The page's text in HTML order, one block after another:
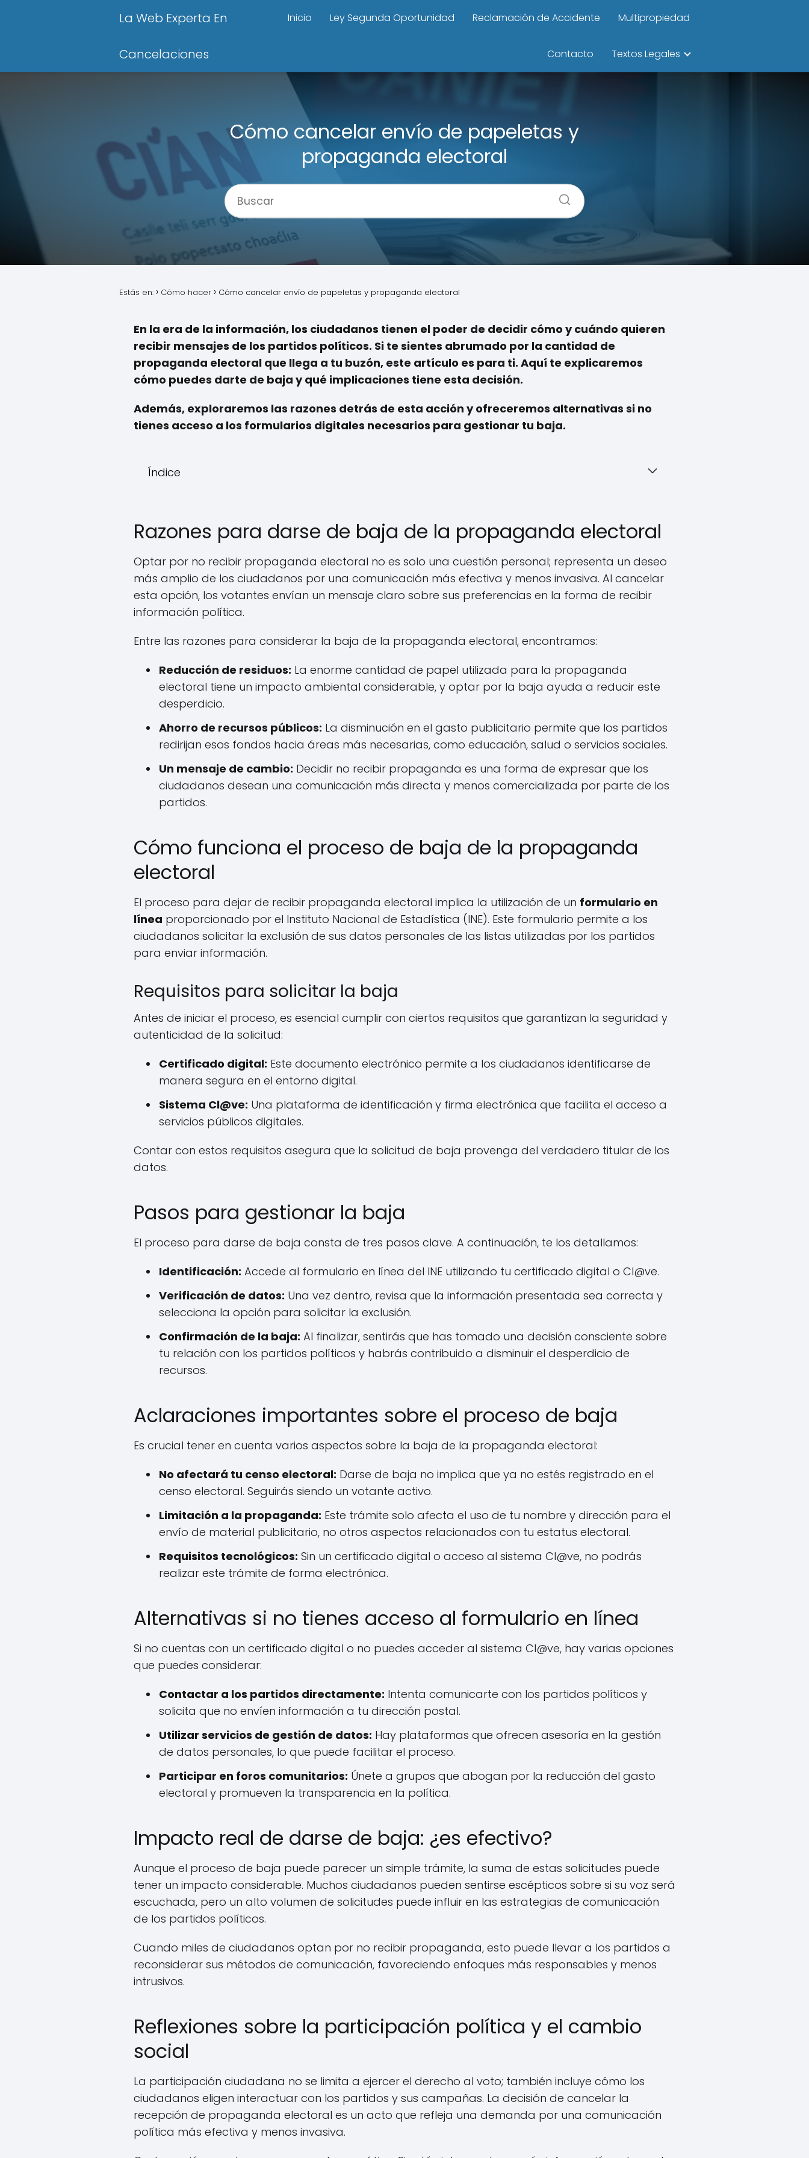
La Web Experta En
Cancelaciones
Inicio Ley Segunda Oportunidad Reclamación de Accidente Multipropiedad
Contacto Textos Legales
Cómo cancelar envío de papeletas y
propaganda electoral
Estás en: Cómo hacer Cómo cancelar envío de papeletas y propaganda electoral
En la era de la información, los ciudadanos tienen el poder de decidir cómo y cuándo quieren
recibir mensajes de los partidos políticos. Si te sientes abrumado por la cantidad de
propaganda electoral que llega a tu buzón, este artículo es para ti. Aquí te explicaremos
cómo puedes darte de baja y qué implicaciones tiene esta decisión.
Además, exploraremos las razones detrás de esta acción y ofreceremos alternativas si no
tienes acceso a los formularios digitales necesarios para gestionar tu baja.
Índice
Razones para darse de baja de la propaganda electoral
Optar por no recibir propaganda electoral no es solo una cuestión personal; representa un deseo
más amplio de los ciudadanos por una comunicación más efectiva y menos invasiva. Al cancelar
esta opción, los votantes envían un mensaje claro sobre sus preferencias en la forma de recibir
información política.
Entre las razones para considerar la baja de la propaganda electoral, encontramos:
Reducción de residuos: La enorme cantidad de papel utilizada para la propaganda
electoral tiene un impacto ambiental considerable, y optar por la baja ayuda a reducir este
desperdicio.
Ahorro de recursos públicos: La disminución en el gasto publicitario permite que los partidos
redirijan esos fondos hacia áreas más necesarias, como educación, salud o servicios sociales.
Un mensaje de cambio: Decidir no recibir propaganda es una forma de expresar que los
ciudadanos desean una comunicación más directa y menos comercializada por parte de los
partidos.
Cómo funciona el proceso de baja de la propaganda
electoral
El proceso para dejar de recibir propaganda electoral implica la utilización de un formulario en
línea proporcionado por el Instituto Nacional de Estadística (INE). Este formulario permite a los
ciudadanos solicitar la exclusión de sus datos personales de las listas utilizadas por los partidos
para enviar información.
Requisitos para solicitar la baja
Antes de iniciar el proceso, es esencial cumplir con ciertos requisitos que garantizan la seguridad y
autenticidad de la solicitud:
Certificado digital: Este documento electrónico permite a los ciudadanos identificarse de
manera segura en el entorno digital.
Sistema Cl@ve: Una plataforma de identificación y firma electrónica que facilita el acceso a
servicios públicos digitales.
Contar con estos requisitos asegura que la solicitud de baja provenga del verdadero titular de los
datos.
Pasos para gestionar la baja
El proceso para darse de baja consta de tres pasos clave. A continuación, te los detallamos:
Identificación: Accede al formulario en línea del INE utilizando tu certificado digital o Cl@ve.
Verificación de datos: Una vez dentro, revisa que la información presentada sea correcta y
selecciona la opción para solicitar la exclusión.
Confirmación de la baja: Al finalizar, sentirás que has tomado una decisión consciente sobre
tu relación con los partidos políticos y habrás contribuido a disminuir el desperdicio de
recursos.
Aclaraciones importantes sobre el proceso de baja
Es crucial tener en cuenta varios aspectos sobre la baja de la propaganda electoral:
No afectará tu censo electoral: Darse de baja no implica que ya no estés registrado en el
censo electoral. Seguirás siendo un votante activo.
Limitación a la propaganda: Este trámite solo afecta el uso de tu nombre y dirección para el
envío de material publicitario, no otros aspectos relacionados con tu estatus electoral.
Requisitos tecnológicos: Sin un certificado digital o acceso al sistema Cl@ve, no podrás
realizar este trámite de forma electrónica.
Alternativas si no tienes acceso al formulario en línea
Si no cuentas con un certificado digital o no puedes acceder al sistema Cl@ve, hay varias opciones
que puedes considerar:
Contactar a los partidos directamente: Intenta comunicarte con los partidos políticos y
solicita que no envíen información a tu dirección postal.
Utilizar servicios de gestión de datos: Hay plataformas que ofrecen asesoría en la gestión
de datos personales, lo que puede facilitar el proceso.
Participar en foros comunitarios: Únete a grupos que abogan por la reducción del gasto
electoral y promueven la transparencia en la política.
Impacto real de darse de baja: ¿es efectivo?
Aunque el proceso de baja puede parecer un simple trámite, la suma de estas solicitudes puede
tener un impacto considerable. Muchos ciudadanos pueden sentirse escépticos sobre si su voz será
escuchada, pero un alto volumen de solicitudes puede influir en las estrategias de comunicación
de los partidos políticos.
Cuando miles de ciudadanos optan por no recibir propaganda, esto puede llevar a los partidos a
reconsiderar sus métodos de comunicación, favoreciendo enfoques más responsables y menos
intrusivos.
Reflexiones sobre la participación política y el cambio
social
La participación ciudadana no se limita a ejercer el derecho al voto; también incluye cómo los
ciudadanos eligen interactuar con los partidos y sus campañas. La decisión de cancelar la
recepción de propaganda electoral es un acto que refleja una demanda por una comunicación
política más efectiva y menos invasiva.